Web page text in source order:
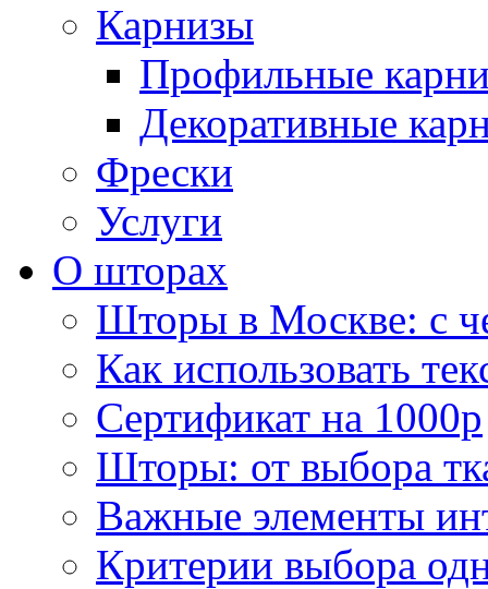
Карнизы
Профильные
Декоративные
Фрески
Услуги
О шторах
Шторы в Москве: с
Как использовать
Сертификат на 1000р
Шторы: от выбора
Важные элементы
Критерии выбора